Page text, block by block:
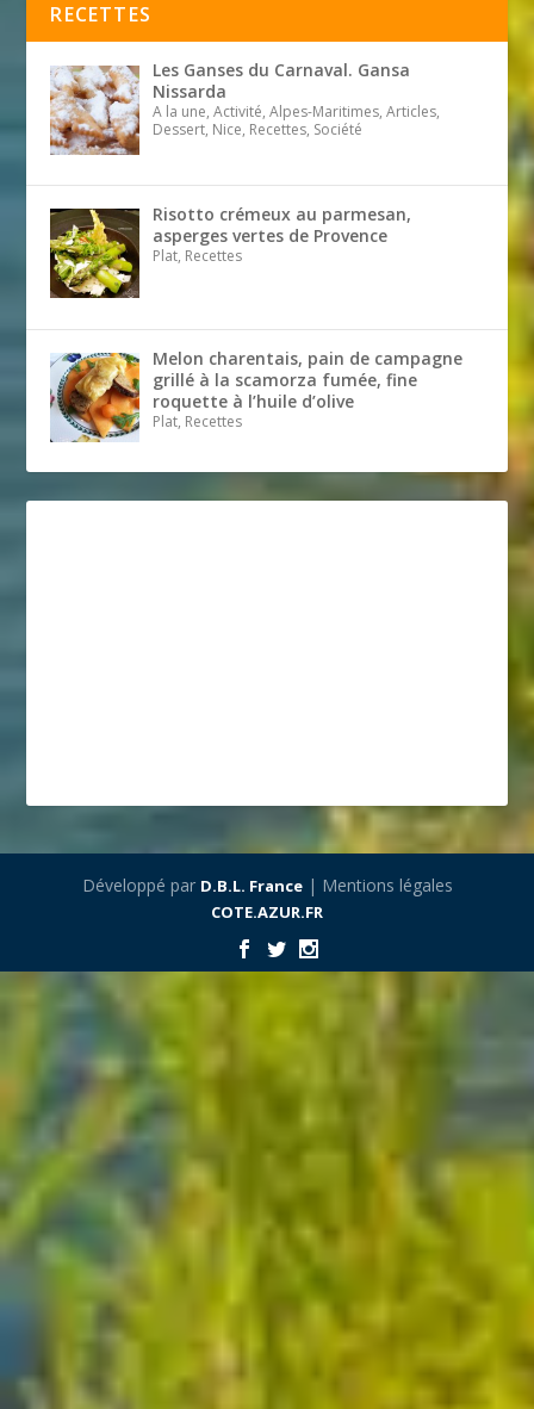
RECETTES
Les Ganses du Carnaval. Gansa
Nissarda
A la une, Activité, Alpes-Maritimes, Articles,
Dessert, Nice, Recettes, Société
Risotto crémeux au parmesan,
asperges vertes de Provence
Plat, Recettes
Melon charentais, pain de campagne
grillé à la scamorza fumée, fine
roquette à l’huile d’olive
Plat, Recettes
Développé par D.B.L. France| Mentions légales
COTE.AZUR.FR